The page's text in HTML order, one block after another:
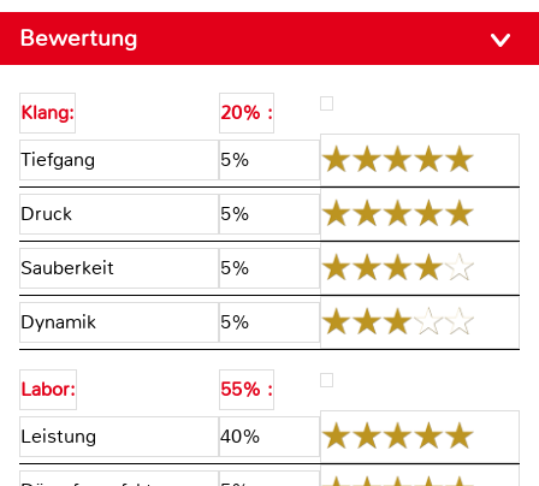
Bewertung
Klang:
20% :
Tiefgang
5%
Druck 5%
Sauberkeit 5%
Dynamik 5%
Labor:
55% :
Leistung
40%